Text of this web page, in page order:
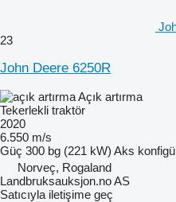
23
John Deere 6250R
Açık artırma
Tekerlekli traktör
2020
6.550 m/s
Güç 300 bg (221 kW) Aks
Norveç, Rogaland
Landbruksauksjon.no AS
Satıcıyla iletişime geç